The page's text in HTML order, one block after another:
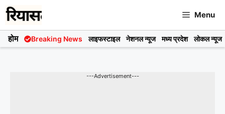
Skip
to
content
Menu
होम Breaking News लाइफस्टाइल नेशनल न्यूज मध्य प्रदेश लोकल न्यूज
---Advertisement---